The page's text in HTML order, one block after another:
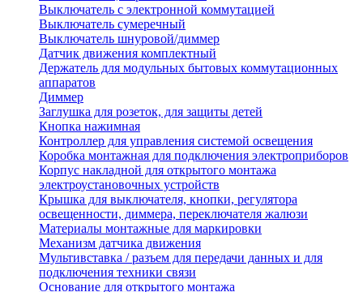
Выключатель с электронной коммутацией
Выключатель сумеречный
Выключатель шнуровой/диммер
Датчик движения комплектный
Держатель для модульных бытовых коммутационных
аппаратов
Диммер
Заглушка для розеток, для защиты детей
Кнопка нажимная
Контроллер для управления системой освещения
Коробка монтажная для подключения электроприборов
Корпус накладной для открытого монтажа
электроустановочных устройств
Крышка для выключателя, кнопки, регулятора
освещенности, диммера, переключателя жалюзи
Материалы монтажные для маркировки
Механизм датчика движения
Мультивставка / разъем для передачи данных и для
подключения техники связи
Основание для открытого монтажа